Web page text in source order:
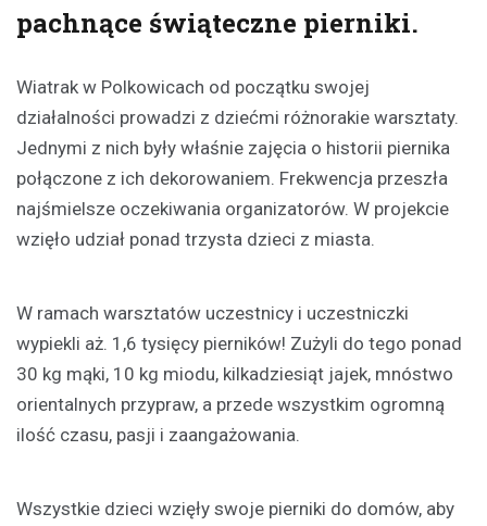
pachnące świąteczne pierniki.
Wiatrak w Polkowicach od początku swojej
działalności prowadzi z dziećmi różnorakie warsztaty.
Jednymi z nich były właśnie zajęcia o historii piernika
połączone z ich dekorowaniem. Frekwencja przeszła
najśmielsze oczekiwania organizatorów. W projekcie
wzięło udział ponad trzysta dzieci z miasta.
W ramach warsztatów uczestnicy i uczestniczki
wypiekli aż. 1,6 tysięcy pierników! Zużyli do tego ponad
30 kg mąki, 10 kg miodu, kilkadziesiąt jajek, mnóstwo
orientalnych przypraw, a przede wszystkim ogromną
ilość czasu, pasji i zaangażowania.
Wszystkie dzieci wzięły swoje pierniki do domów, aby